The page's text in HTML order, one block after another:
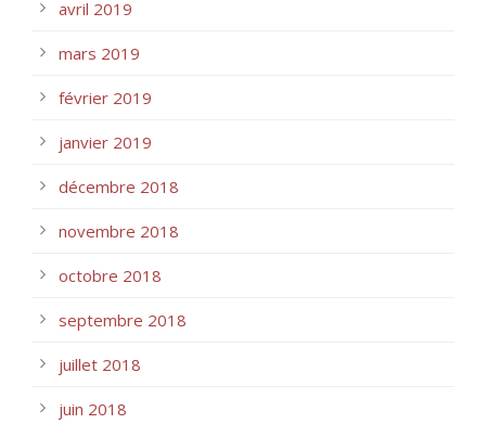
avril 2019
mars 2019
février 2019
janvier 2019
décembre 2018
novembre 2018
octobre 2018
septembre 2018
juillet 2018
juin 2018